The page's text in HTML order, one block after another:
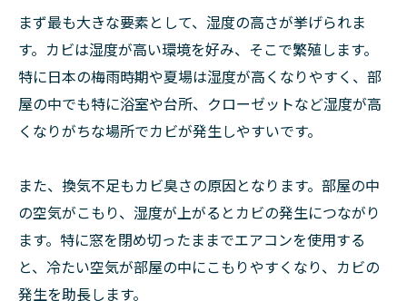
まず最も大きな要素として、湿度の高さが挙げられま
す。カビは湿度が高い環境を好み、そこで繁殖します。
特に日本の梅雨時期や夏場は湿度が高くなりやすく、部
屋の中でも特に浴室や台所、クローゼットなど湿度が高
くなりがちな場所でカビが発生しやすいです。
また、換気不足もカビ臭さの原因となります。部屋の中
の空気がこもり、湿度が上がるとカビの発生につながり
ます。特に窓を閉め切ったままでエアコンを使用する
と、冷たい空気が部屋の中にこもりやすくなり、カビの
発生を助長します。